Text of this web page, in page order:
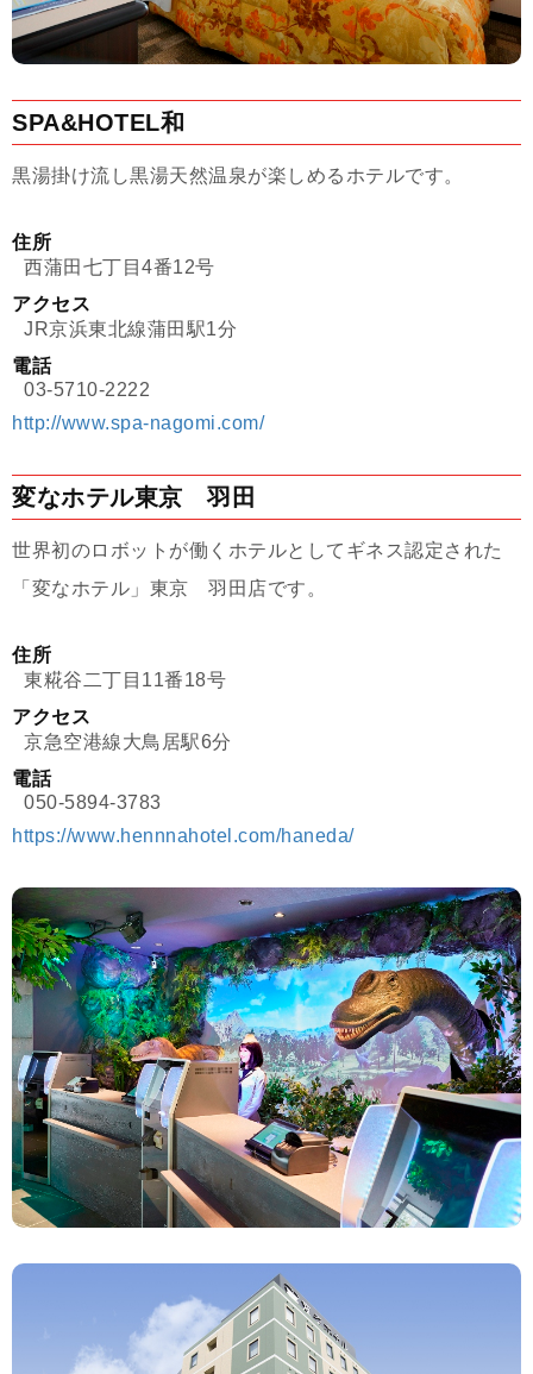
SPA&HOTEL和
黒湯掛け流し黒湯天然温泉が楽しめるホテルです。
住所
西蒲田七丁目4番12号
アクセス
JR京浜東北線蒲田駅1分
電話
03-5710-2222
http://www.spa-nagomi.com/
変なホテル東京 羽田
世界初のロボットが働くホテルとしてギネス認定された
「変なホテル」東京 羽田店です。
住所
東糀谷二丁目11番18号
アクセス
京急空港線大鳥居駅6分
電話
050-5894-3783
https://www.hennnahotel.com/haneda/